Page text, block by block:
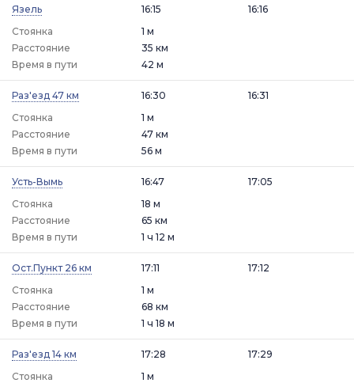
Язель
16:15
Стоянка
1 м
16:16
Расстояние
35 км
Время в пути
42 м
Раз'езд 47 км
16:30
Стоянка
1 м
16:31
Расстояние
47 км
Время в пути
56 м
Усть-Вымь
16:47
Стоянка
18 м
17:05
Расстояние
65 км
Время в пути
1 ч 12 м
Ост.Пункт 26 км
17:11
Стоянка
1 м
17:12
Расстояние
68 км
Время в пути
1 ч 18 м
Раз'езд 14 км
17:28
Стоянка
1 м
17:29